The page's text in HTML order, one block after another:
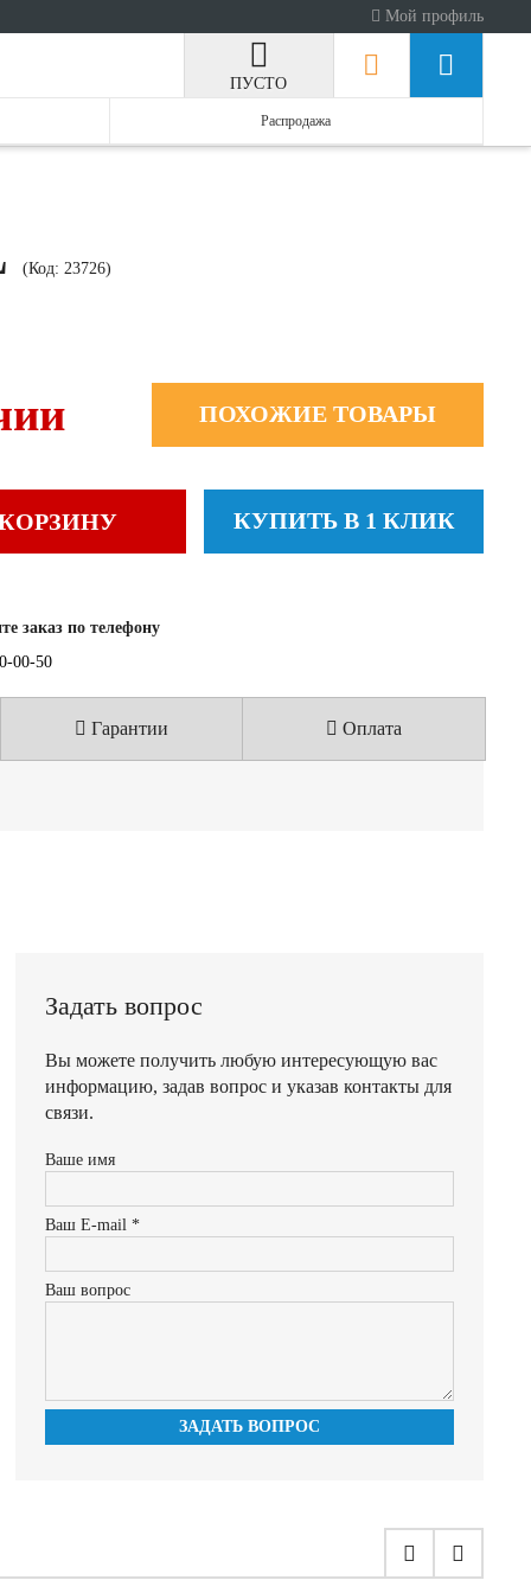
Мой профиль
ПУСТО
Распродажа
(Код: 23726)
ПОХОЖИЕ ТОВАРЫ
КУПИТЬ В 1 КЛИК
заказ по телефону
00-50
Гарантии Оплата
Задать вопрос
Вы можете получить любую интересующую вас
информацию, задав вопрос и указав контакты для
связи.
Ваше имя
Ваш E-mail *
Ваш вопрос
ЗАДАТЬ ВОПРОС